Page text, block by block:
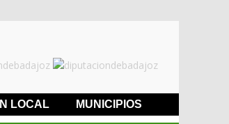
LOCAL MUNICIPIOS